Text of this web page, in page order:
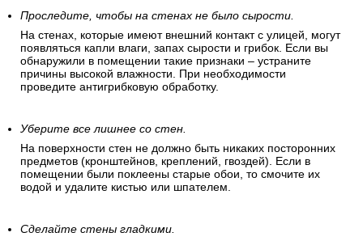
Проследите, чтобы на стенах не было сырости.
На стенах, которые имеют внешний контакт с улицей, могут
появляться капли влаги, запах сырости и грибок. Если вы
обнаружили в помещении такие признаки – устраните
причины высокой влажности. При необходимости
проведите антигрибковую обработку.
Уберите все лишнее со стен.
На поверхности стен не должно быть никаких посторонних
предметов (кронштейнов, креплений, гвоздей). Если в
помещении были поклеены старые обои, то смочите их
водой и удалите кистью или шпателем.
Сделайте стены гладкими.